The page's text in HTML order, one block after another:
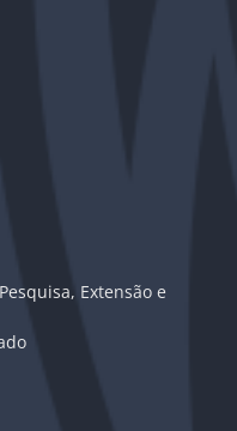
Extensão e